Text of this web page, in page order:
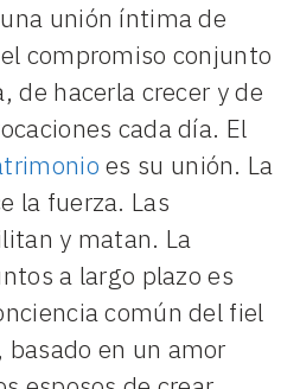
unión íntima de
compromiso conjunto
de hacerla crecer y de
cada día. El
es su unión. La
la fuerza. Las
y matan. La
a largo plazo es
común del fiel
en un amor